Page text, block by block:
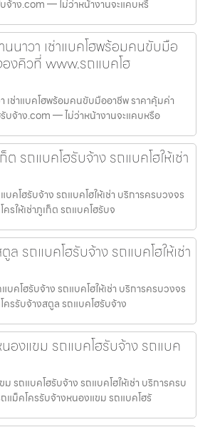
จ้าง.com — ไม่ว่าหน้างานจะแคบหรื
นาวา เช่าแบคโฮพร้อมคนขับมือ
งคิวที่ www.รถแบคโฮ
เช่าแบคโฮพร้อมคนขับมืออาชีพ ราคาคุ้มค่า
บจ้าง.com — ไม่ว่าหน้างานจะแคบหรือ
ต รถแบคโฮรับจ้าง รถแบคโฮให้เช่า
บคโฮรับจ้าง รถแบคโฮให้เช่า บริการครบวงจร
รให้เช่าภูเก็ต รถแบคโฮรับจ
ล รถแบคโฮรับจ้าง รถแบคโฮให้เช่า
คโฮรับจ้าง รถแบคโฮให้เช่า บริการครบวงจร
ครรับจ้างสตูล รถแบคโฮรับจ้าง
องแขม รถแบคโฮรับจ้าง รถแบค
รถแบคโฮรับจ้าง รถแบคโฮให้เช่า บริการครบ
แม็คโครรับจ้างหนองแขม รถแบคโฮรั